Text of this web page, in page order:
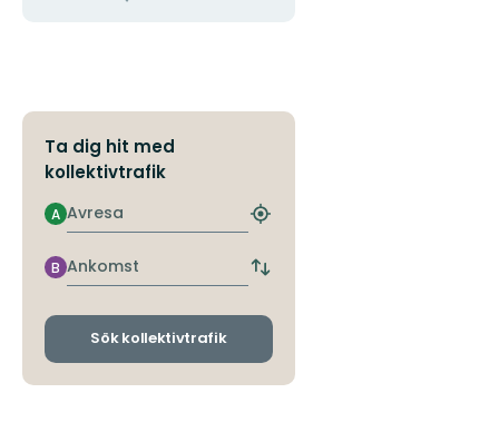
Ta dig hit med
kollektivtrafik
Avresa
A
Hitta
hållplats
Ankomst
B
Byt
och
Sök kollektivtrafik